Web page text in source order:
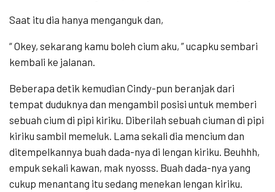
Saat itu dia hanya menganguk dan,
“ Okey, sekarang kamu boleh cium aku, ” ucapku sembari
kembali ke jalanan.
Beberapa detik kemudian Cindy-pun beranjak dari
tempat duduknya dan mengambil posisi untuk memberi
sebuah cium di pipi kiriku. Diberilah sebuah ciuman di pipi
kiriku sambil memeluk. Lama sekali dia mencium dan
ditempelkannya buah dada-nya di lengan kiriku. Beuhhh,
empuk sekali kawan, mak nyosss. Buah dada-nya yang
cukup menantang itu sedang menekan lengan kiriku.